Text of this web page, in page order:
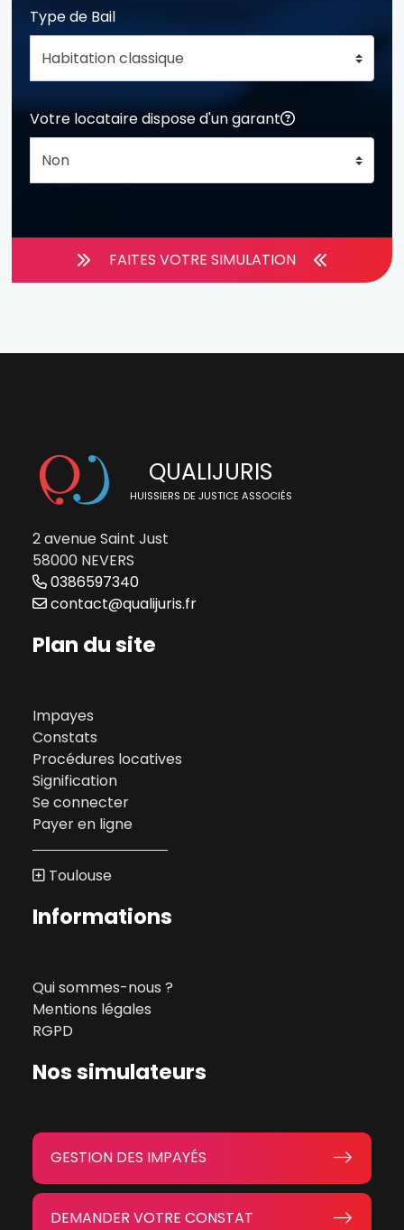
Type de Bail
Votre locataire dispose d'un garant
FAITES VOTRE SIMULATION
QUALIJURIS
HUISSIERS DE JUSTICE ASSOCIÉS
2 avenue Saint Just
58000 NEVERS
0386597340
contact@qualijuris.fr
Plan du site
Impayes
Constats
Procédures locatives
Signification
Se connecter
Payer en ligne
Toulouse
Informations
Qui sommes-nous ?
Mentions légales
RGPD
Nos simulateurs
GESTION DES IMPAYÉS
DEMANDER VOTRE CONSTAT